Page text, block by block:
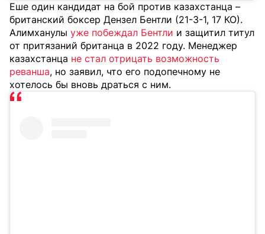
Еше один кандидат на бой против казахстанца –
британский боксер Дензел Бентли (21-3-1, 17 КО).
Алимханулы уже побеждал Бентли и защитил титул
от притязаний британца в 2022 году. Менеджер
казахстанца не стал отрицать возможность
реванша, но заявил, что его подопечному не
хотелось бы вновь драться с ним.